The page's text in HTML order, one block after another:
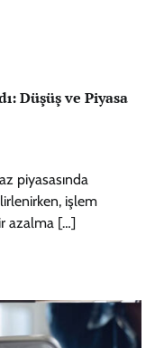
Düşüş ve Piyasa
piyasasında
işlem
azalma […]